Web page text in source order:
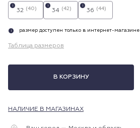
32 (40)
i
34 (42)
i
36 (44)
i
i размер доступен только в интернет-магазине
Таблица размеров
В КОРЗИНУ
НАЛИЧИЕ В МАГАЗИНАХ